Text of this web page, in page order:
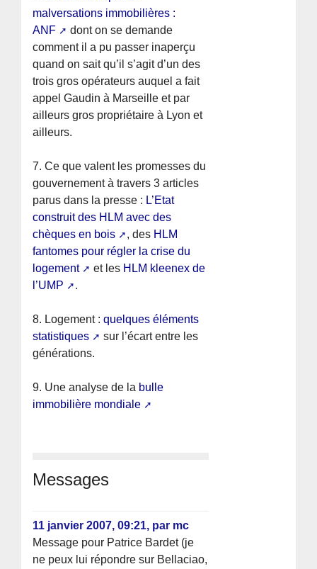
malversations immobilières :
ANF
dont on se demande
comment il a pu passer inaperçu
quand on sait qu’il s’agit d’un des
trois gros opérateurs auquel a fait
appel Gaudin à Marseille et par
ailleurs gros propriétaire à Lyon et
ailleurs.
7. Ce que valent les promesses du
gouvernement à travers 3 articles
parus dans la presse : L’Etat
construit des HLM avec des
chèques en bois
, des HLM
fantomes pour régler la crise du
logement
et les HLM kleenex de
l’UMP
.
8. Logement :quelques éléments
statistiques
sur l’écart entre les
générations.
9. Une analyse de la bulle
immobilière mondiale
Messages
11 janvier 2007, 09:21, par mc
Message pour Patrice Bardet (je
ne peux lui répondre sur Bellaciao,